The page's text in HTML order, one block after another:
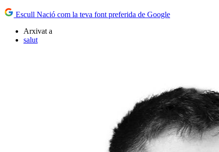
Escull Nació com la teva font preferida de Google
Arxivat a
salut